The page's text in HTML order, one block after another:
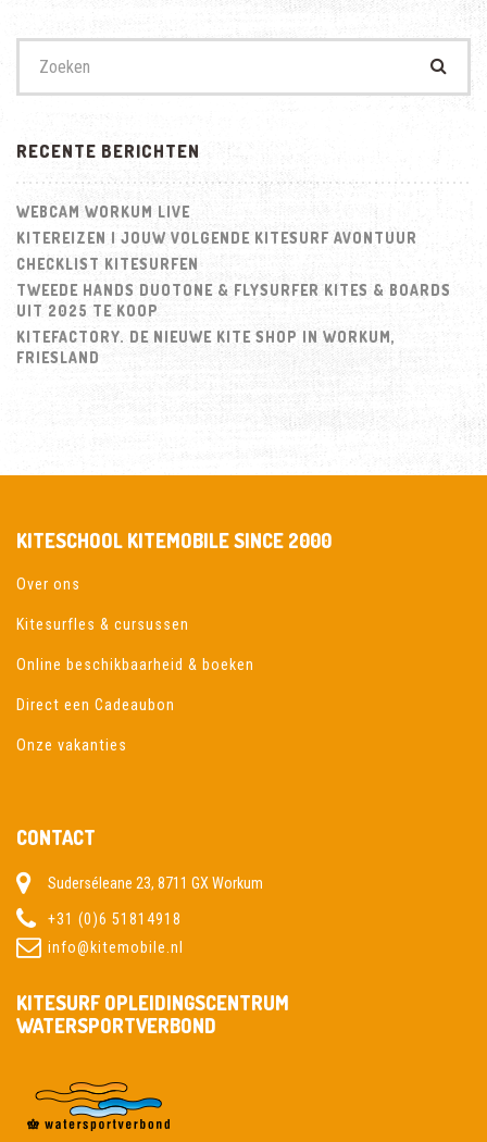
naar:
RECENTE BERICHTEN
WEBCAM WORKUM LIVE
KITEREIZEN | JOUW VOLGENDE KITESURF AVONTUUR
CHECKLIST KITESURFEN
TWEEDE HANDS DUOTONE & FLYSURFER KITES & BOARDS
UIT 2025 TE KOOP
KITEFACTORY. DE NIEUWE KITE SHOP IN WORKUM,
FRIESLAND
KITESCHOOL KITEMOBILE SINCE 2000
Over ons
Kitesurfles & cursussen
Online beschikbaarheid & boeken
Direct een Cadeaubon
Onze vakanties
CONTACT
Suderséleane 23, 8711 GX Workum
+31 (0)6 51814918
info@kitemobile.nl
KITESURF OPLEIDINGSCENTRUM
WATERSPORTVERBOND